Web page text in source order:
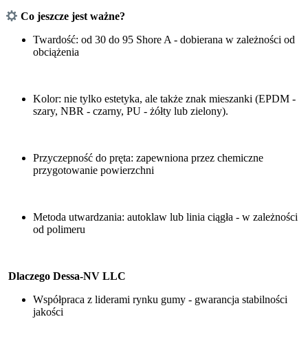
Co jeszcze jest ważne?
Twardość: od 30 do 95 Shore A - dobierana w zależności od
obciążenia
Kolor: nie tylko estetyka, ale także znak mieszanki (EPDM -
szary, NBR - czarny, PU - żółty lub zielony).
Przyczepność do pręta: zapewniona przez chemiczne
przygotowanie powierzchni
Metoda utwardzania: autoklaw lub linia ciągła - w zależności
od polimeru
Dlaczego Dessa-NV LLC
Współpraca z liderami rynku gumy - gwarancja stabilności
jakości